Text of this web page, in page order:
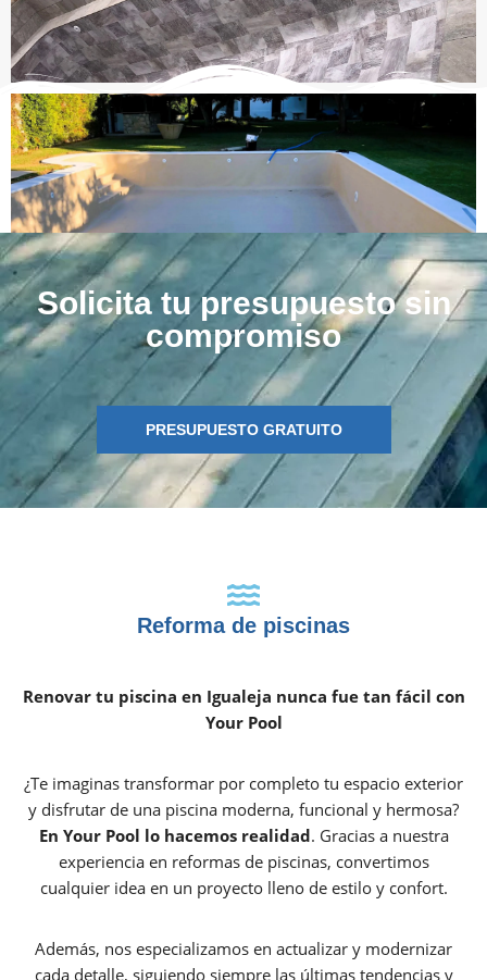
Solicita tu presupuesto sin
compromiso
PRESUPUESTO GRATUITO
Reforma de piscinas
Renovar tu piscina en Igualeja nunca fue tan fácil con
Your Pool
¿Te imaginas transformar por completo tu espacio exterior
y disfrutar de una piscina moderna, funcional y hermosa?
En Your Pool lo hacemos realidad. Gracias a nuestra
experiencia en reformas de piscinas, convertimos
cualquier idea en un proyecto lleno de estilo y confort.
Además, nos especializamos en actualizar y modernizar
cada detalle, siguiendo siempre las últimas tendencias y